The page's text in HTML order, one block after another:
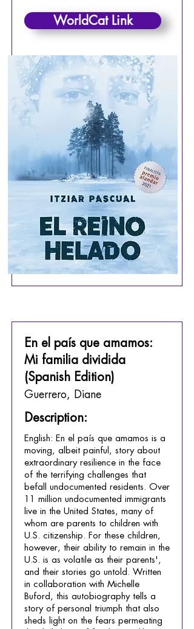
WorldCat Link
En el país que amamos:
Mi familia dividida
(Spanish Edition)
Guerrero, Diane
Description:
English: En el país que amamos is a
moving, albeit painful, story about
extraordinary resilience in the face
of the terrifying challenges that
befall undocumented residents. Over
11 million undocumented immigrants
live in the United States, many of
whom are parents to children with
U.S. citizenship. For these children,
however, their ability to remain in the
U.S. is as volatile as their parents',
and their stories go untold. Written
in collaboration with Michelle
Buford, this autobiography tells a
story of personal triumph that also
sheds light on the fears permeating